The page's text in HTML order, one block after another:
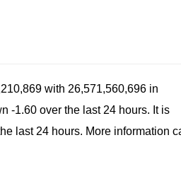
with 26,571,560,696 in
-1.60 over the last 24 hours. It is
last 24 hours. More information